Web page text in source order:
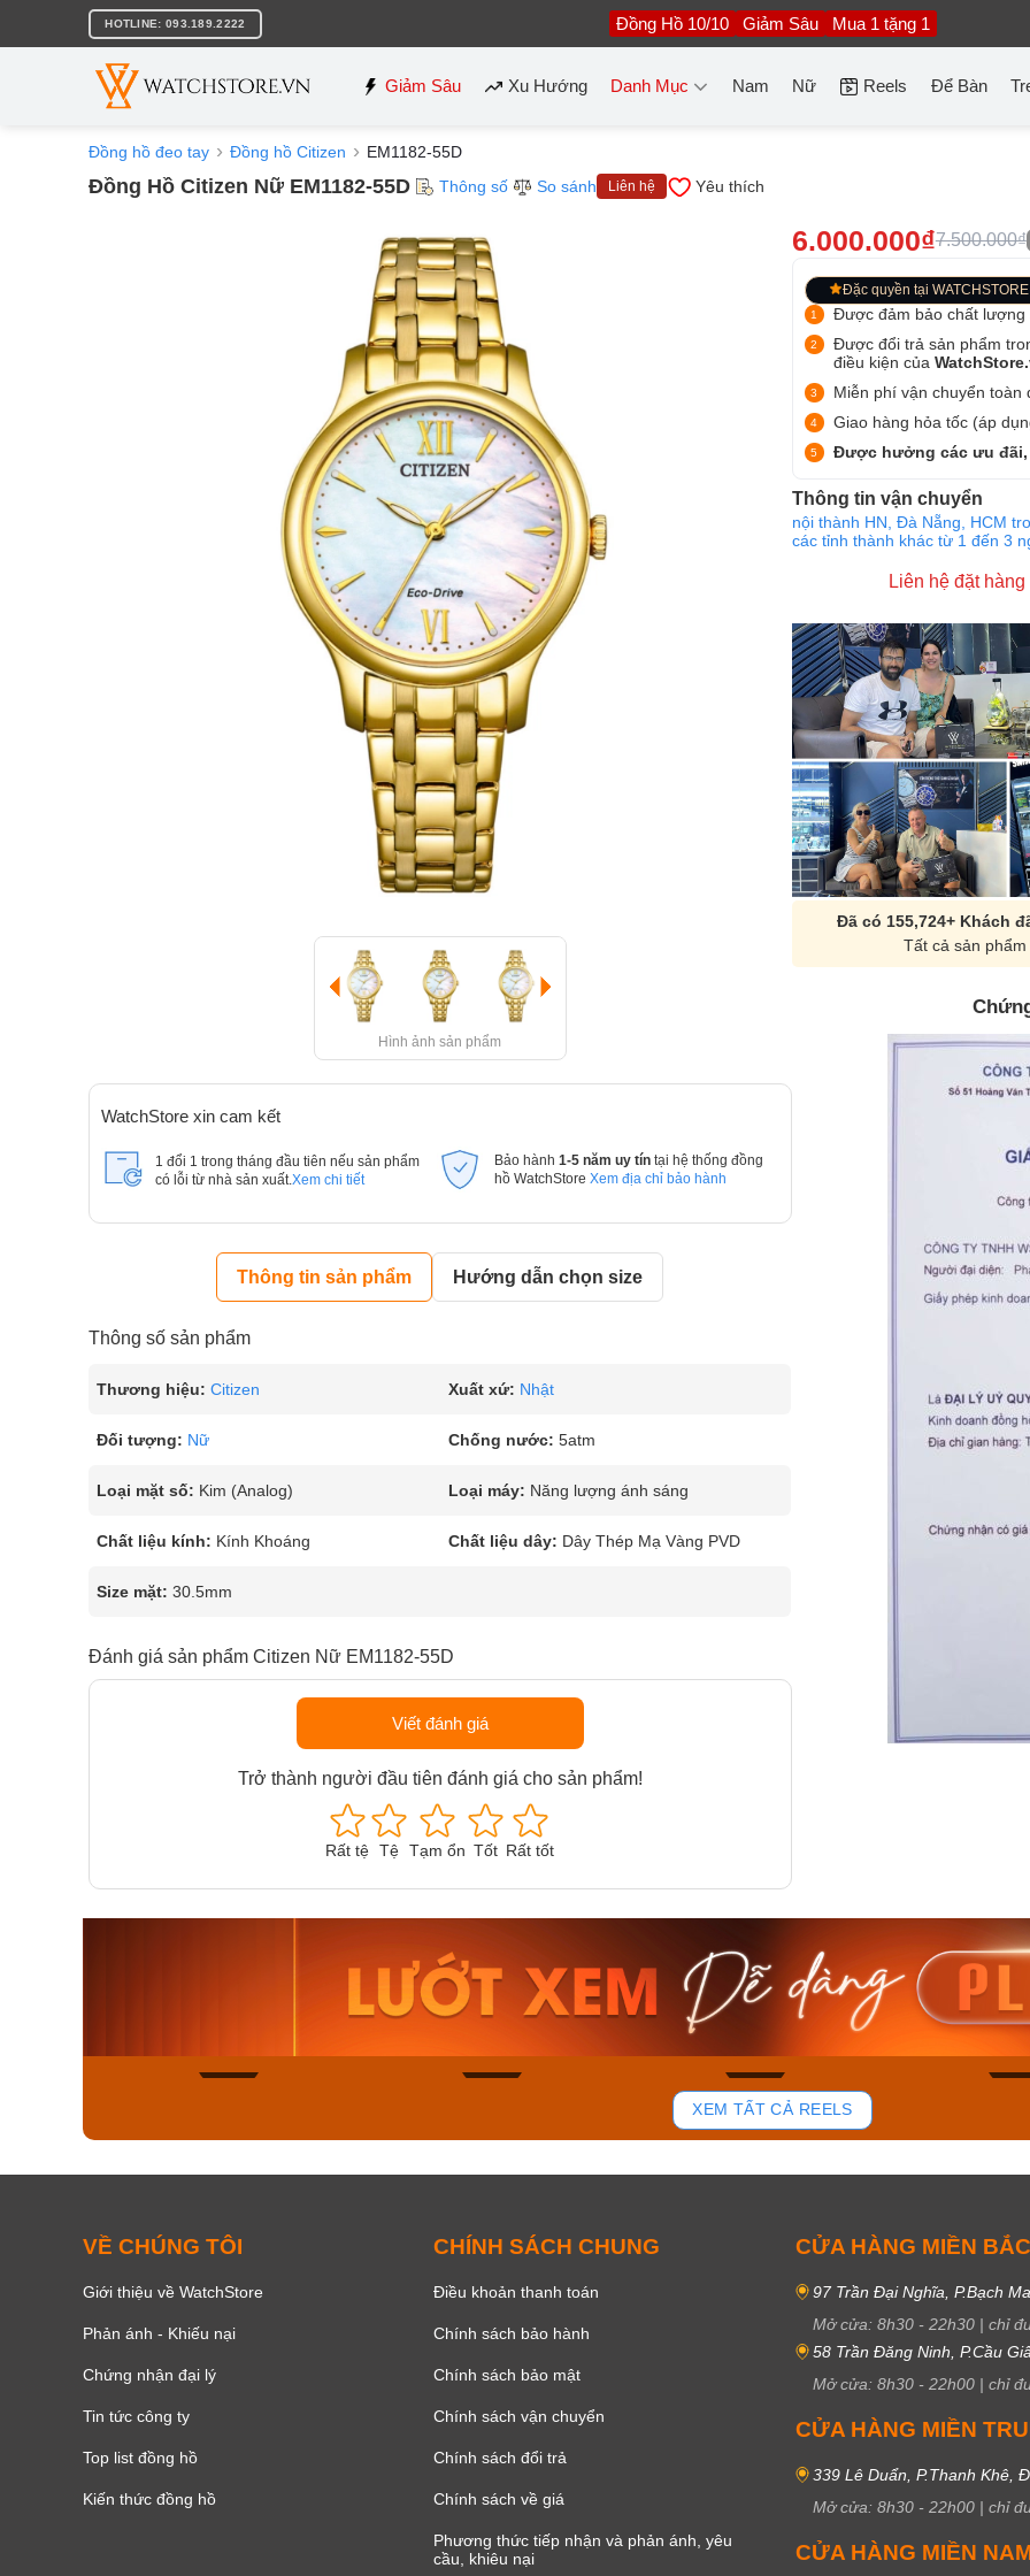
nội
HOTLINE: 093.189.2222 Đồng Hồ 10/10 Giảm Sâu Mua 1 tặng 1
Giảm Sâu Xu Hướng Danh Mục Nam Nữ Reels Để Bàn
Đồng hồ đeo tay Đồng hồ Citizen EM1182-55D
Đồng Hồ Citizen Nữ EM1182-55D Thông số So sánh Liên hệ Yêu thích
Hình ảnh sản phẩm
WatchStore xin cam kết
1 đổi 1 trong tháng đầu tiên nếu sản phẩm
có lỗi từ nhà sản xuất. Xem chi tiết
Bảo hành 1-5 năm uy tín tại hệ thống đồng
hồ WatchStore Xem địa chỉ bảo hành
Thông tin sản phẩm Hướng dẫn chọn size
Thông số sản phẩm
Thương hiệu: Citizen Xuất xứ: Nhật
Đối tượng: Nữ Chống nước: 5atm
Loại mặt số: Kim (Analog) Loại máy: Năng lượng ánh sáng
Chất liệu kính: Kính Khoáng Chất liệu dây: Dây Thép Mạ Vàng PVD
Size mặt: 30.5mm
Đánh giá sản phẩm Citizen Nữ EM1182-55D
Viết đánh giá
Trở thành người đầu tiên đánh giá cho sản phẩm!
Rất tệ Tệ Tạm ổn Tốt Rất tốt
6.000.000₫7.500.000₫
Đặc quyền tại WATCHSTORE
Được đảm bảo chất lượng
Được đổi trả sản phẩm
điều kiện của
Miễn phí vận chuyển toàn
Giao hàng hỏa tốc (áp
Được hưởng các ưu đãi,
Thông tin vận chuyển
nội thành HN, Đà Nẵng, HCM
các tỉnh thành khác từ 1 đến 3
Liên hệ đặt hàng
Đã có 155,724+ Khách
Tất cả sản
Casio Nam MTS-
115D-1AVDF
2.823.000₫
2.399.550₫
Mua ngay
39
Casio Nam MTS-
RS100L-1AVDF
4.276.000₫
3.634.600₫
Casio
230EL-
Mua
XEM TẤT CẢ REELS
VỀ CHÚNG TÔI
Giới thiệu về WatchStore
Phản ánh - Khiếu nại
Chứng nhận đại lý
Tin tức công ty
Top list đồng hồ
Kiến thức đồng hồ
CHÍNH SÁCH CHUNG
Điều khoản thanh toán
Chính sách bảo hành
Chính sách bảo mật
Chính sách vận chuyển
Chính sách đổi trả
Chính sách về giá
Phương thức tiếp nhận và phản ánh, yêu
cầu, khiêu nại
CỬA HÀNG MIỀN BẮC
97 Trần Đại Nghĩa, P.Bạch
Mở cửa: 8h30 - 22h30 | chỉ
58 Trần Đăng Ninh, P.Cầu
Mở cửa: 8h30 - 22h00 | chỉ
CỬA HÀNG MIỀN
339 Lê Duẩn, P.Thanh Khê,
Mở cửa: 8h30 - 22h00 | chỉ
CỬA HÀNG MIỀN